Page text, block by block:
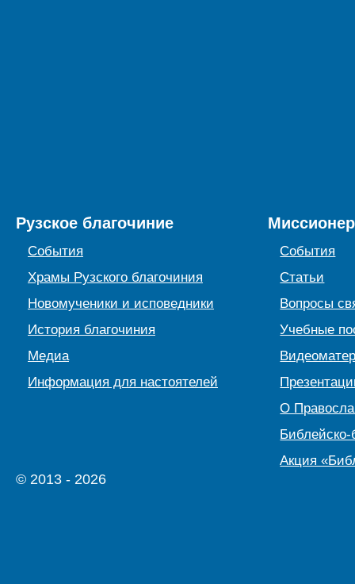
Рузское благочиние
События
Храмы Рузского благочиния
Новомученики и исповедники
История благочиния
Медиа
Информация для настоятелей
События
Статьи
Вопросы
Учебные
О
Библейско-
Акция
© 2013 - 2026